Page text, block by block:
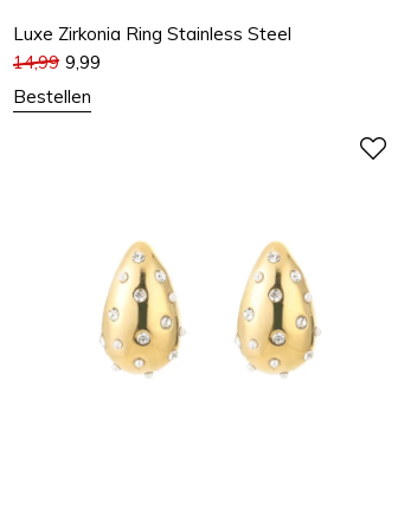
Luxe Zirkonia Ring Stainless Steel
14,99 9,99
Bestellen